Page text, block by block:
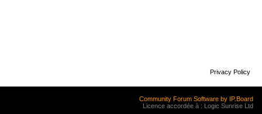
Privacy Policy
Community Forum Software by IP.Board
Licence accordée à : Logic Sunrise Ltd